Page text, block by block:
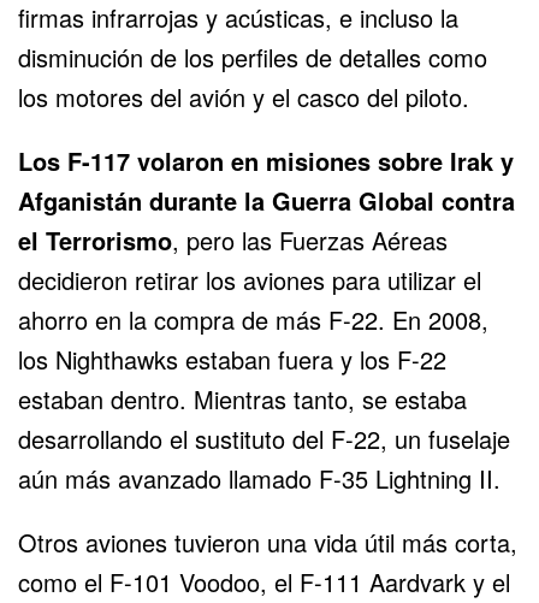
firmas infrarrojas y acústicas, e incluso la
disminución de los perfiles de detalles como
los motores del avión y el casco del piloto.
Los F-117 volaron en misiones sobre Irak y
Afganistán durante la Guerra Global contra
el Terrorismo, pero las Fuerzas Aéreas
decidieron retirar los aviones para utilizar el
ahorro en la compra de más F-22. En 2008,
los Nighthawks estaban fuera y los F-22
estaban dentro. Mientras tanto, se estaba
desarrollando el sustituto del F-22, un fuselaje
aún más avanzado llamado F-35 Lightning II.
Otros aviones tuvieron una vida útil más corta,
como el F-101 Voodoo, el F-111 Aardvark y el